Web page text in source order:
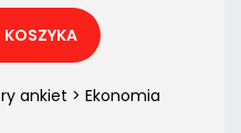
ankiet > Ekonomia